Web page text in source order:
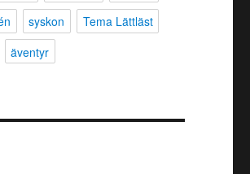
syskon
Tema Lättläst
äventyr